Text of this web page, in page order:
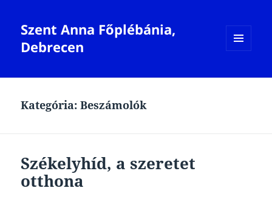
Szent Anna Főplébánia,
Debrecen
WIDGETEK
Kategória:Beszámolók
Székelyhíd, a szeretet
otthona